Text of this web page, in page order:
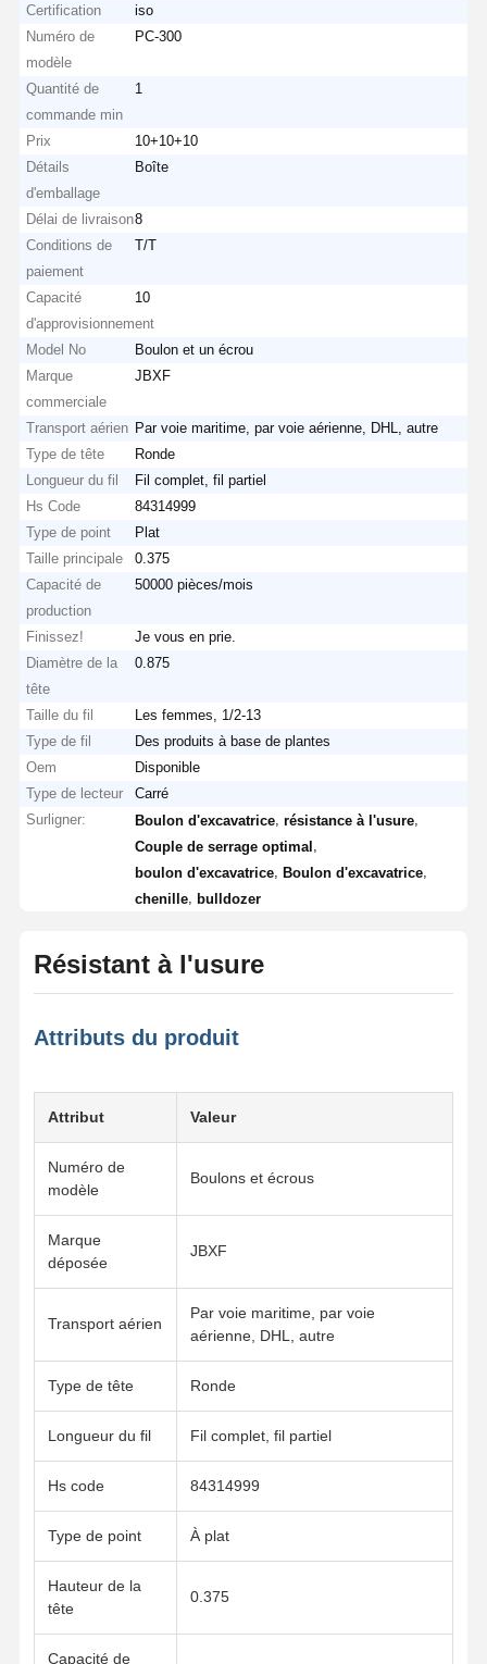
Produits
Virtuelle
Certification
iso
Numéro de
modèle
PC-300
Quantité de
commande min
1
Prix
10+10+10
Détails
d'emballage
Boîte
Délai de livraison8
Conditions de
paiement
T/T
Capacité
d'approvisionnement
10
Model No
Boulon et un écrou
Marque
commerciale
JBXF
Transport aérien Par voie maritime, par voie aérienne, DHL, autre
Type de tête
Ronde
Longueur du fil
Fil complet, fil partiel
Hs Code
84314999
Type de point
Plat
Taille principale
0.375
Capacité de
production
50000 pièces/mois
Finissez!
Je vous en prie.
Diamètre de la
tête
0.875
Taille du fil
Les femmes, 1/2-13
Type de fil
Des produits à base de plantes
Oem
Disponible
Type de lecteur
Carré
Surligner:
Boulon d'excavatrice ,résistance à l'usure
Couple de serrage optimal
boulon d'excavatrice ,Boulon d'excavatrice
chenille
bulldozer
Résistant à l'usure
Attributs du produit
Attribut Valeur
Numéro de
modèle
Boulons et écrous
Marque
déposée
JBXF
Transport aérien
Par voie maritime, par voie
aérienne, DHL, autre
Type de tête Ronde
Longueur du fil Fil complet, fil partiel
Hs code 84314999
Type de point À plat
Hauteur de la
tête
0.375
Capacité de